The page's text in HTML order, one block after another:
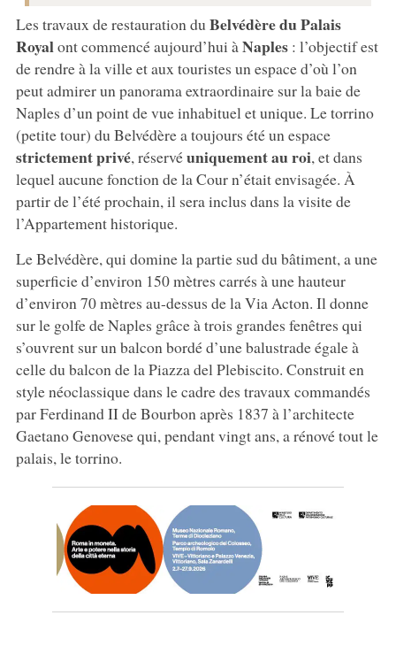
Les travaux de restauration du Belvédère du Palais
Royalont commencé aujourd’hui à Naples : l’objectif est
de rendre à la ville et aux touristes un espace d’où l’on
peut admirer un panorama extraordinaire sur la baie de
Naples d’un point de vue inhabituel et unique. Le torrino
(petite tour) du Belvédère a toujours été un espace
strictement privé, réservéuniquement au roi, et dans
lequel aucune fonction de la Cour n’était envisagée. À
partir de l’été prochain, il sera inclus dans la visite de
l’Appartement historique.
Le Belvédère, qui domine la partie sud du bâtiment, a une
superficie d’environ 150 mètres carrés à une hauteur
d’environ 70 mètres au-dessus de la Via Acton. Il donne
sur le golfe de Naples grâce à trois grandes fenêtres qui
s’ouvrent sur un balcon bordé d’une balustrade égale à
celle du balcon de la Piazza del Plebiscito. Construit en
style néoclassique dans le cadre des travaux commandés
par Ferdinand II de Bourbon après 1837 à l’architecte
Gaetano Genovese qui, pendant vingt ans, a rénové tout le
palais, le torrino.